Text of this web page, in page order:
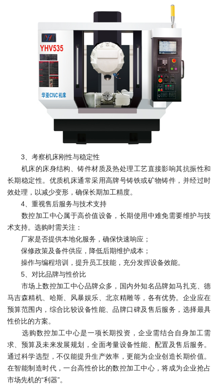
3、考察机床刚性与稳定性
机床的床身结构、铸件材质及热处理工艺直接影响其抗振性和
长期稳定性。优质机床通常采用高牌号铸铁或矿物铸件，并经过时
效处理，以减少变形，确保长期加工精度。
4、重视售后服务与技术支持
数控加工中心属于高价值设备，长期使用中难免需要维护与技
术支持。选购时需关注：
厂家是否提供本地化服务，确保快速响应；
保修政策及备件供应，降低后期维护成本；
操作与编程培训，提升员工技能，充分发挥设备效能。
5、对比品牌与性价比
市场上数控加工中心品牌众多，国内外知名品牌如马扎克、德
马吉森精机、哈斯、风暴娱乐、北京精雕等，各有优势。企业应在
预算范围内，综合比较设备性能、品牌口碑及售后服务，选择最具
性价比的方案。
选购数控加工中心是一项长期投资，企业需结合自身加工需
求、预算及未来发展规划，全面考量设备性能、配置及售后服务。
通过科学选型，不仅能提升生产效率，更能为企业创造长期价值。
在智能制造时代，一台高性价比的数控加工中心，将成为企业抢占
市场先机的“利器”。